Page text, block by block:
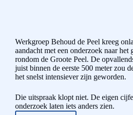
Werkgroep Behoud de Peel kreeg
aandacht met een onderzoek naar het
rondom de Groote Peel. De
juist binnen de eerste 500 meter zou
het snelst intensiever zijn geworden.
Die uitspraak klopt niet. De eigen
onderzoek laten iets anders zien.